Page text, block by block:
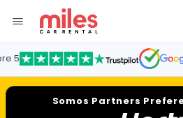
5.0
Somos Partners